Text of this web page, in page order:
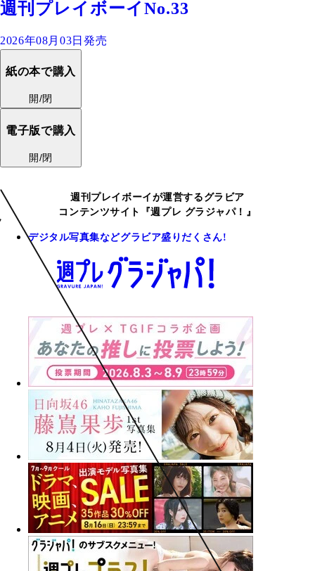
週刊プレイボーイNo.33
2026年08月03日発売
紙の本で購入
開/閉
電子版で購入
開/閉
週刊プレイボーイが運営するグラビア
コンテンツサイト『週プレ グラジャパ！』
デジタル写真集などグラビア盛りだくさん!